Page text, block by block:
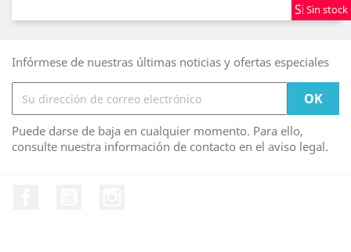
Sin stock
Sin stock
Sin stock
Infórmese de nuestras últimas noticias y ofertas especiales
Puede darse de baja en cualquier momento. Para ello,
consulte nuestra información de contacto en el aviso legal.